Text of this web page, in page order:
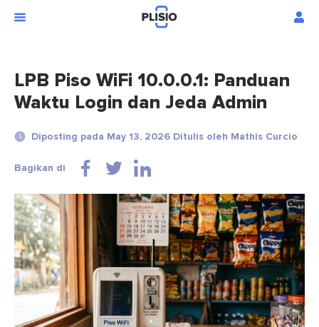
LPB Piso WiFi 10.0.0.1: Panduan
Waktu Login dan Jeda Admin
Diposting pada May 13, 2026 Ditulis oleh Mathis Curcio
Bagikan di